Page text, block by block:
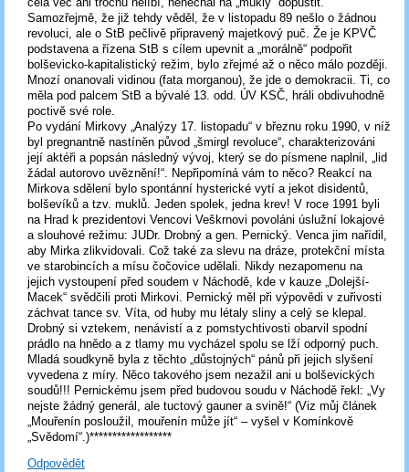
Samozřejmě, že již tehdy věděl, že v listopadu 89 nešlo o žádnou
revoluci, ale o StB pečlivě připravený majetkový puč. Že je KPVČ
podstavena a řízena StB s cílem upevnit a „morálně“ podpořit
bolševicko-kapitalistický režim, bylo zřejmé až o něco málo později.
Mnozí onanovali vidinou (fata morganou), že jde o demokracii. Ti, co
měla pod palcem StB a bývalé 13. odd. ÚV KSČ, hráli obdivuhodně
poctivě své role.
Po vydání Mirkovy „Analýzy 17. listopadu“ v březnu roku 1990, v níž
byl pregnantně nastíněn původ „šmirgl revoluce“, charakterizováni
její aktéři a popsán následný vývoj, který se do písmene naplnil, „lid
žádal autorovo uvěznění!“. Nepřipomíná vám to něco? Reakcí na
Mirkova sdělení bylo spontánní hysterické vytí a jekot disidentů,
bolševíků a tzv. muklů. Jeden spolek, jedna krev! V roce 1991 byli
na Hrad k prezidentovi Vencovi Veškrnovi povoláni úslužní lokajové
a slouhové režimu: JUDr. Drobný a gen. Pernický. Venca jim nařídil,
aby Mirka zlikvidovali. Což také za slevu na dráze, protekční místa
ve starobincích a mísu čočovice udělali. Nikdy nezapomenu na
jejich vystoupení před soudem v Náchodě, kde v kauze „Dolejší-
Macek“ svědčili proti Mirkovi. Pernický měl při výpovědi v zuřivosti
záchvat tance sv. Víta, od huby mu létaly sliny a celý se klepal.
Drobný si vztekem, nenávistí a z pomstychtivosti obarvil spodní
prádlo na hnědo a z tlamy mu vycházel spolu se lží odporný puch.
Mladá soudkyně byla z těchto „důstojných“ pánů při jejich slyšení
vyvedena z míry. Něco takového jsem nezažil ani u bolševických
soudů!!! Pernickému jsem před budovou soudu v Náchodě řekl: „Vy
nejste žádný generál, ale tuctový gauner a svině!“ (Viz můj článek
„Mouřenín posloužil, mouřenín může jít“ – vyšel v Komínkově
„Svědomí“.)******************
Odpovědět